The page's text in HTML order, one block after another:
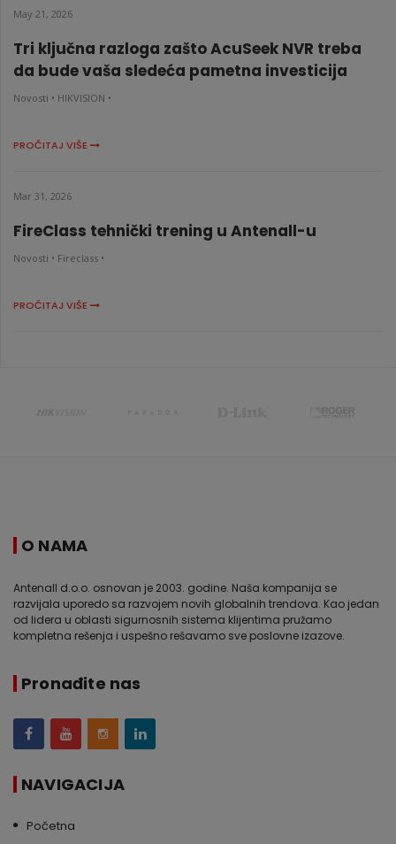
May 21, 2026
Tri ključna razloga zašto AcuSeek NVR treba
da bude vaša sledeća pametna investicija
Novosti • HIKVISION •
PROČITAJ VIŠE
Mar 31, 2026
FireClass tehnički trening u Antenall-u
Novosti • Fireclass •
PROČITAJ VIŠE
O NAMA
Antenall d.o.o. osnovan je 2003. godine. Naša kompanija se
razvijala uporedo sa razvojem novih globalnih trendova. Kao jedan
od lidera u oblasti sigurnosnih sistema klijentima pružamo
kompletna rešenja i uspešno rešavamo sve poslovne izazove.
Pronađite nas
NAVIGACIJA
Početna